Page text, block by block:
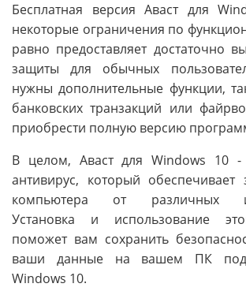
Бесплатная версия Аваст для
некоторые ограничения по
равно предоставляет достаточно
защиты для обычных
нужны дополнительные функции,
банковских транзакций или
приобрести полную версию
В целом, Аваст для Windows 10 -
антивирус, который обеспечивает
компьютера от различных
Установка и использование
поможет вам сохранить
ваши данные на вашем ПК под
Windows 10.